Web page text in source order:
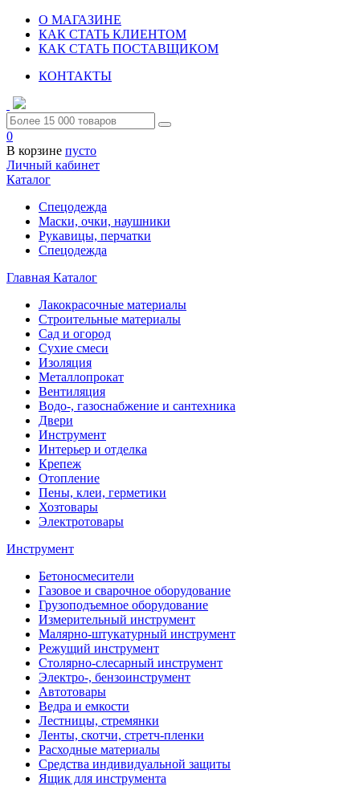
О МАГАЗИНЕ
КАК СТАТЬ КЛИЕНТОМ
КАК СТАТЬ ПОСТАВЩИКОМ
КОНТАКТЫ
0
В корзине пусто
Личный кабинет
Каталог
Спецодежда
Маски, очки, наушники
Рукавицы, перчатки
Спецодежда
Главная Каталог
Лакокрасочные материалы
Строительные материалы
Сад и огород
Сухие смеси
Изоляция
Металлопрокат
Вентиляция
Водо-, газоснабжение и сантехника
Двери
Инструмент
Интерьер и отделка
Крепеж
Отопление
Пены, клеи, герметики
Хозтовары
Электротовары
Инструмент
Бетоносмесители
Газовое и сварочное оборудование
Грузоподъемное оборудование
Измерительный инструмент
Малярно-штукатурный инструмент
Режущий инструмент
Столярно-слесарный инструмент
Электро-, бензоинструмент
Автотовары
Ведра и емкости
Лестницы, стремянки
Ленты, скотчи, стретч-пленки
Расходные материалы
Средства индивидуальной защиты
Ящик для инструмента